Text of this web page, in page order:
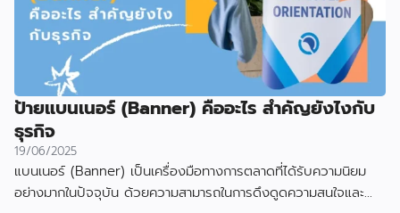
ป้ายแบนเนอร์ (Banner) คืออะไร สำคัญยังไงกับ
ธุรกิจ
19/06/2025
แบนเนอร์ (Banner) เป็นเครื่องมือทางการตลาดที่ได้รับความนิยม
อย่างมากในปัจจุบัน ด้วยความสามารถในการดึงดูดความสนใจและ